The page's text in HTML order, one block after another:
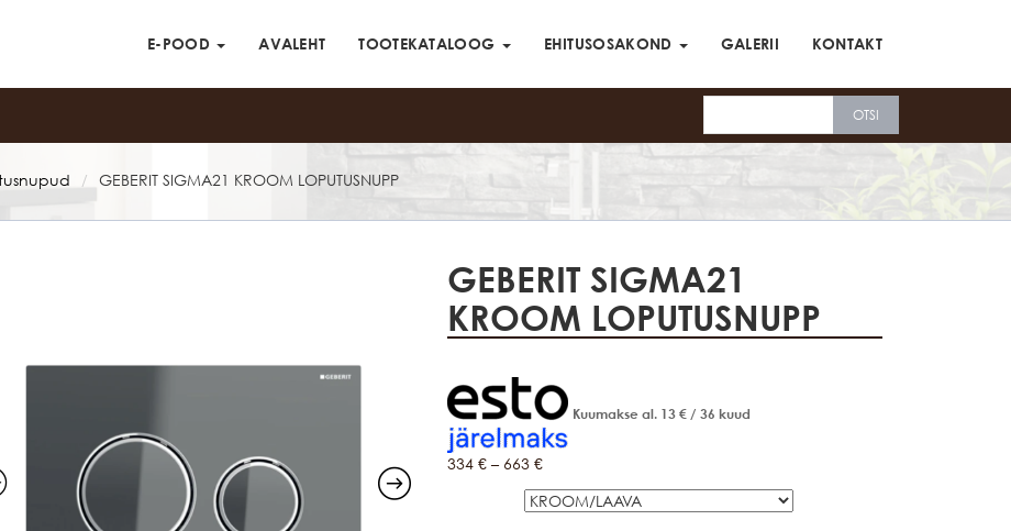
E-POOD AVALEHT TOOTEKATALOOG EHITUSOSAKOND GALERII KONTAKT
/ GEBERIT SIGMA21 KROOM LOPUTUSNUPP
GEBERIT SIGMA21
KROOM LOPUTUSNUPP
Kuumakse al. 13 € / 36 kuud
334 € – 663 €